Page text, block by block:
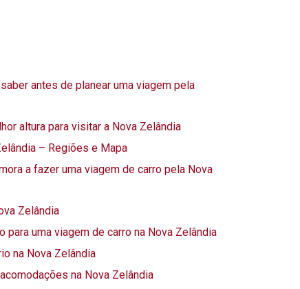
antes de planear uma viagem pela
altura para visitar a Nova Zelândia
– Regiões e Mapa
a fazer uma viagem de carro pela Nova
Zelândia
para uma viagem de carro na Nova Zelândia
na Nova Zelândia
na Nova Zelândia